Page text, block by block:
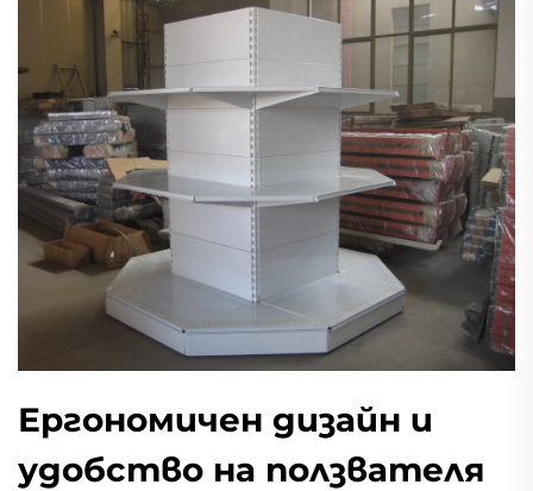
Ергономичен дизайн и
удобство на ползвателя